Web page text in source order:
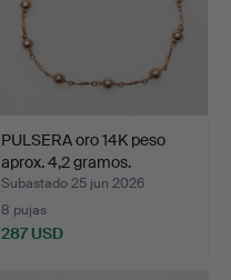
PULSERA oro 14K peso
aprox. 4,2 gramos.
Subastado 25 jun 2026
8 pujas
287 USD